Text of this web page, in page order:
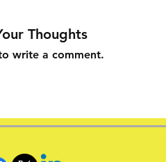
Thoughts
write a comment.